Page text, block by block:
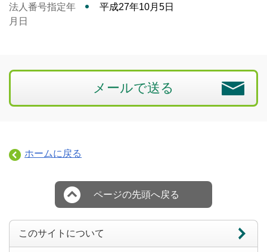
法人番号指定年
月日
平成27年10月5日
メールで送る
ホームに戻る
ページの先頭へ戻る
このサイトについて